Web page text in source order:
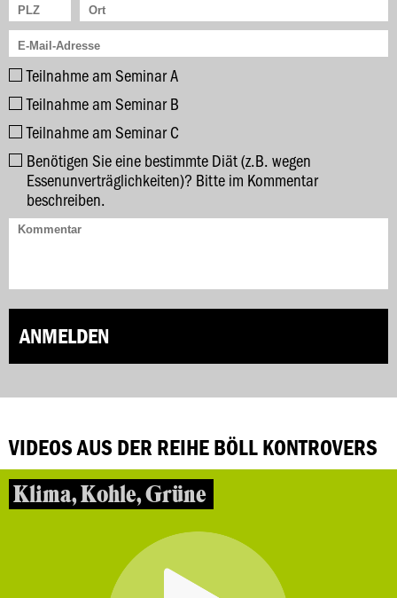
Teilnahme am Seminar A
Teilnahme am Seminar B
Teilnahme am Seminar C
Benötigen Sie eine bestimmte Diät (z.B. wegen
Essenunverträglichkeiten)? Bitte im Kommentar
beschreiben.
ANMELDEN
VIDEOS AUS DER REIHE BÖLL KONTROVERS
Klima, Kohle, Grüne